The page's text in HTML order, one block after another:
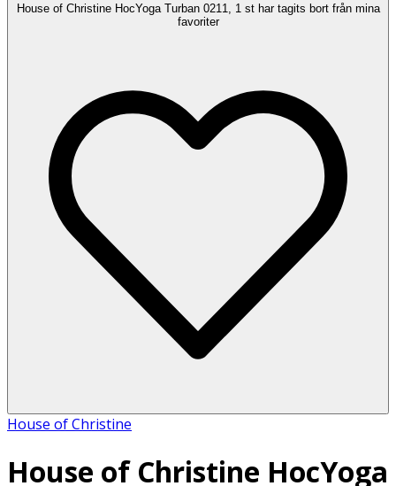
House of Christine HocYoga Turban 0211, 1 st har tagits bort från mina
favoriter
House of Christine
House of Christine HocYoga